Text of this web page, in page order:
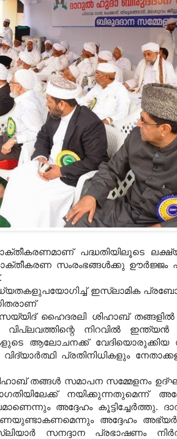
പദ്ധതിയിലൂടെ
സംരംഭങ്ങള്‍ക്കു ഊര്‍ജ്ജം
.
ഇസ്‌ലാമിക
സയ്യിദ് ഹൈദരലി ശിഹാബ് തങ്ങളില്‍
നിറവില്‍ ഇന്ത്യന്‍
ആലോചനക്ക് വേദിയൊരുക്കിയ
പ്രതിനിധികളും
തങ്ങള്‍ സമാപന സമ്മേളനം
നയിക്കുന്നതുമെന്ന്
അദ്ദേഹം കൂട്ടിച്ചേര്‍ത്തു.
അദ്ദേഹം
സനദ്ദാന പ്രഭാഷണം